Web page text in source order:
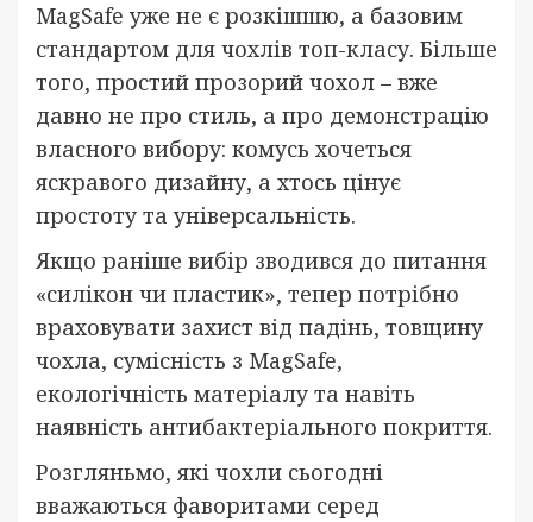
MagSafe уже не є розкішшю, а базовим
стандартом для чохлів топ-класу. Більше
того, простий прозорий чохол – вже
давно не про стиль, а про демонстрацію
власного вибору: комусь хочеться
яскравого дизайну, а хтось цінує
простоту та універсальність.
Якщо раніше вибір зводився до питання
«силікон чи пластик», тепер потрібно
враховувати захист від падінь, товщину
чохла, сумісність з MagSafe,
екологічність матеріалу та навіть
наявність антибактеріального покриття.
Розгляньмо, які чохли сьогодні
вважаються фаворитами серед